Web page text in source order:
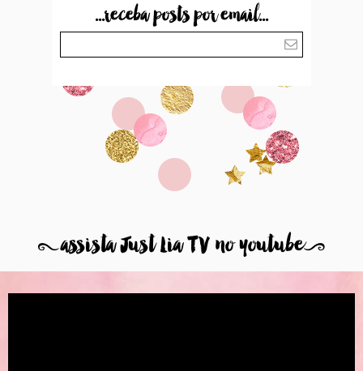
...receba posts por email...
8assista Just Lia TV no youtube9